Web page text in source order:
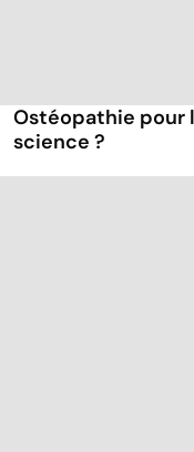
Ostéopathie pour
science ?